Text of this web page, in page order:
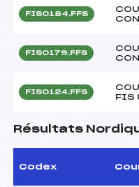
FIS0184.FFS
FIS0179.FFS
FIS0124.FFS
FIS
Résultats
Codex